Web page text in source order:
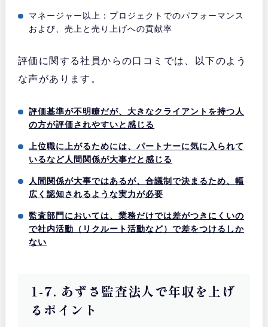
マネージャー以上：プロジェクトでのパフォーマンス
および、売上と売り上げへの貢献率
評価に関する社員からの口コミでは、以下のよう
な声があります。
評価基準が不明瞭だが、大きなクライアントを持つ人
の方が評価されやすいと感じる
上位職に上がるためには、パートナーに気に入られて
いるなど人間関係が大事だと感じる
人間関係が大事ではあるが、合議制で決まるため、幅
広く認知されるような実力が必要
監査部門においては、業務だけでは差がつきにくいの
で社内活動（リクルート活動など）で差をつけるしか
ない
1-7. あずさ監査法人で年収を上げ
るポイント